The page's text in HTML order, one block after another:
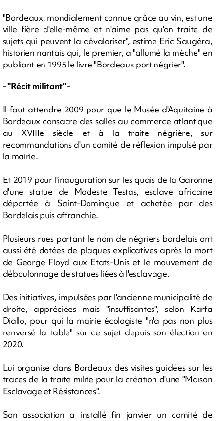
"Bordeaux, mondialement connue grâce au vin, est une
ville fière d'elle-même et n'aime pas qu'on traite de
sujets qui peuvent la dévaloriser", estime Eric Saugéra,
historien nantais qui, le premier, a "allumé la mèche" en
publiant en 1995 le livre "Bordeaux port négrier".
- "Récit militant" -
Il faut attendre 2009 pour que le Musée d'Aquitaine à
Bordeaux consacre des salles au commerce atlantique
au XVIIIe siècle et à la traite négrière, sur
recommandations d'un comité de réflexion impulsé par
la mairie.
Et 2019 pour l'inauguration sur les quais de la Garonne
d'une statue de Modeste Testas, esclave africaine
déportée à Saint-Domingue et achetée par des
Bordelais puis affranchie.
Plusieurs rues portant le nom de négriers bordelais ont
aussi été dotées de plaques explicatives après la mort
de George Floyd aux Etats-Unis et le mouvement de
déboulonnage de statues liées à l'esclavage.
Des initiatives, impulsées par l'ancienne municipalité de
droite, appréciées mais "insuffisantes", selon Karfa
Diallo, pour qui la mairie écologiste "n'a pas non plus
renversé la table" sur ce sujet depuis son élection en
2020.
Lui organise dans Bordeaux des visites guidées sur les
traces de la traite milite pour la création d'une "Maison
Esclavage et Résistances".
Son association a installé fin janvier un comité de